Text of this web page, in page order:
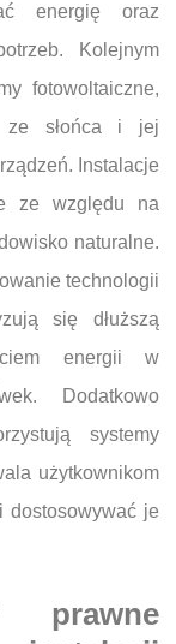
energię oraz
Kolejnym
fotowoltaiczne,
ze słońca i jej
Instalacje
ze względu na
naturalne.
technologii
się dłuższą
energii w
Dodatkowo
systemy
użytkownikom
dostosowywać je
prawne